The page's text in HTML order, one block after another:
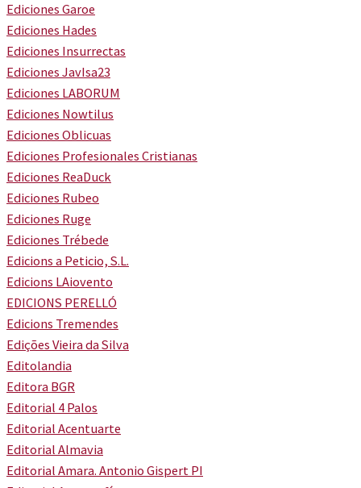
Ediciones Garoe
Ediciones Hades
Ediciones Insurrectas
Ediciones JavIsa23
Ediciones LABORUM
Ediciones Nowtilus
Ediciones Oblicuas
Ediciones Profesionales Cristianas
Ediciones ReaDuck
Ediciones Rubeo
Ediciones Ruge
Ediciones Trébede
Edicions a Peticio, S.L.
Edicions LAiovento
EDICIONS PERELLÓ
Edicions Tremendes
Edições Vieira da Silva
Editolandia
Editora BGR
Editorial 4 Palos
Editorial Acentuarte
Editorial Almavia
Editorial Amara. Antonio Gispert PI